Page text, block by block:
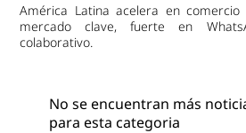
América Latina acelera en
mercado clave, fuerte en
colaborativo.
No se encuentran más
para esta categoria